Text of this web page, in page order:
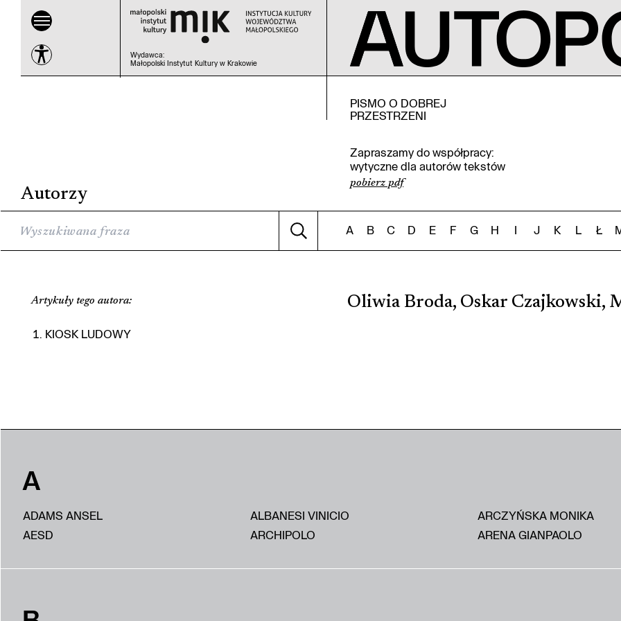
PISMO O DOBREJ
PRZESTRZENI
Wydawca:
Małopolski Instytut Kultury w Krakowie
Zapraszamy do współpracy:
wytyczne dla autorów tekstów
pobierz pdf
Autorzy
A B C D E F G H I J K L Ł
Oliwia Broda, Oskar Czajkowski,
Artykuły tego autora:
KIOSK LUDOWY
A
ADAMS ANSEL
AESD
ALBANESI VINICIO
ARCHIPOLO
ARCZYŃSKA MONIKA
ARENA GIANPAOLO